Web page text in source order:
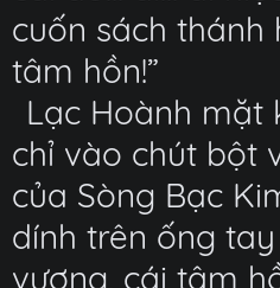
cuốn sách thánh
tâm hồn!”
Lạc Hoành mặt
chỉ vào chút bột
của Sòng Bạc
dính trên ống tay
vương, cái tâm